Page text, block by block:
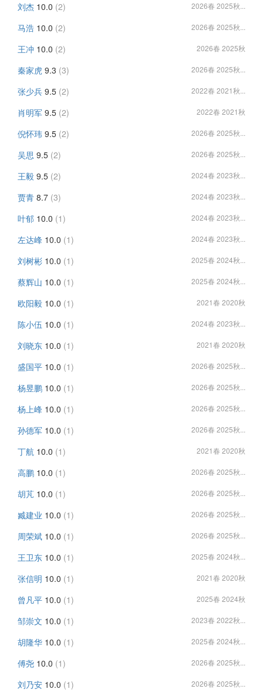
刘杰 10.0 (2) 2026春 2025秋...
马浩 10.0 (2) 2026春 2025秋...
王冲 10.0 (2) 2026春 2025秋
秦家虎 9.3 (3) 2026春 2025秋...
张少兵 9.5 (2) 2022春 2021秋...
肖明军 9.5 (2) 2022春 2021秋
倪怀玮 9.5 (2) 2026春 2025秋...
吴思 9.5 (2) 2026春 2025秋...
王毅 9.5 (2) 2024春 2023秋...
贾青 8.7 (3) 2024春 2023秋...
叶郁 10.0 (1) 2024春 2023秋...
左达峰 10.0 (1) 2024春 2023秋...
刘树彬 10.0 (1) 2025春 2024秋...
蔡辉山 10.0 (1) 2025春 2024秋...
欧阳毅 10.0 (1) 2021春 2020秋
陈小伍 10.0 (1) 2024春 2023秋...
刘晓东 10.0 (1) 2021春 2020秋
盛国平 10.0 (1) 2026春 2025秋...
杨昱鹏 10.0 (1) 2026春 2025秋...
杨上峰 10.0 (1) 2026春 2025秋...
孙德军 10.0 (1) 2026春 2025秋...
丁航 10.0 (1) 2021春 2020秋
高鹏 10.0 (1) 2026春 2025秋...
胡芃 10.0 (1) 2026春 2025秋...
臧建业 10.0 (1) 2026春 2025秋...
周荣斌 10.0 (1) 2026春 2025秋...
王卫东 10.0 (1) 2025春 2024秋...
张信明 10.0 (1) 2021春 2020秋
曾凡平 10.0 (1) 2025春 2024秋
邹崇文 10.0 (1) 2023春 2022秋...
胡隆华 10.0 (1) 2025春 2024秋...
傅尧 10.0 (1) 2026春 2025秋...
刘乃安 10.0 (1) 2026春 2025秋...